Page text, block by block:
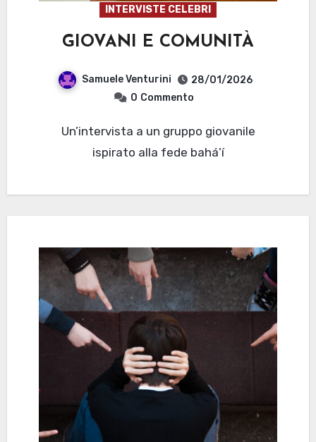
INTERVISTE CELEBRI
GIOVANI E COMUNITÀ
Samuele Venturini
28/01/2026
0 Commento
Un’intervista a un gruppo giovanile
ispirato alla fede bahá’í